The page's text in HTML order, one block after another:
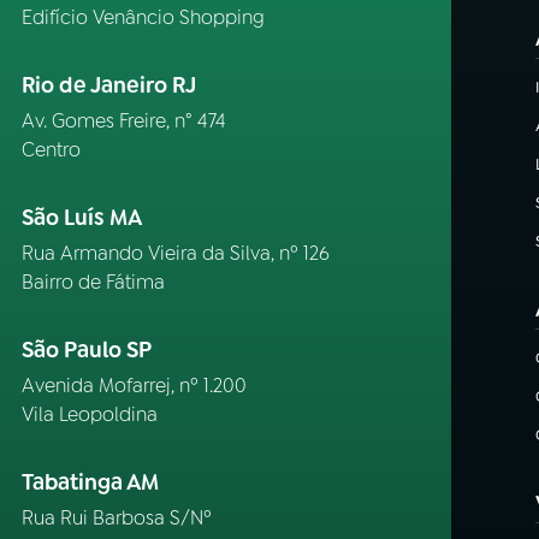
Edifício Venâncio Shopping
Rio de Janeiro RJ
Av. Gomes Freire, n° 474
Centro
São Luís MA
Rua Armando Vieira da Silva, nº 126
Bairro de Fátima
São Paulo SP
Avenida Mofarrej, nº 1.200
Vila Leopoldina
Tabatinga AM
Rua Rui Barbosa S/Nº